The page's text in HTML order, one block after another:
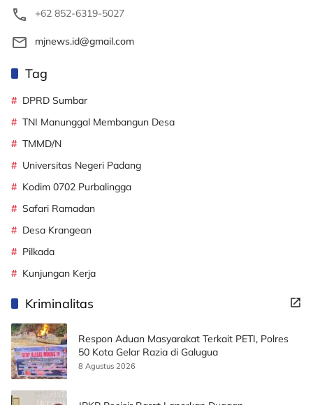
+62 852-6319-5027
mjnews.id@gmail.com
Tag
DPRD Sumbar
TNI Manunggal Membangun Desa
TMMD/N
Universitas Negeri Padang
Kodim 0702 Purbalingga
Safari Ramadan
Desa Krangean
Pilkada
Kunjungan Kerja
Kriminalitas
Respon Aduan Masyarakat Terkait PETI, Polres
50 Kota Gelar Razia di Galugua
8 Agustus 2026